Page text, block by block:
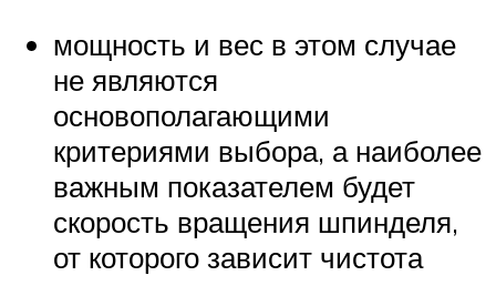
мощность и вес в этом случае
не являются
основополагающими
критериями выбора, а наиболее
важным показателем будет
скорость вращения шпинделя,
от которого зависит чистота